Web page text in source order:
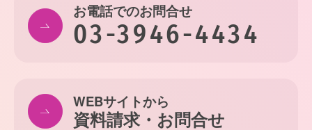
お電話でのお問合せ
03-3946-4434
WEBサイトから
資料請求・お問合せ